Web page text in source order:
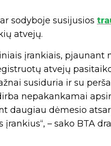
sodyboje susijusios
atvejų.
įrankiais, pjaunant
atvejų
susiduria ir su
nepakankamai
daugiau dėmesio
– sako BTA